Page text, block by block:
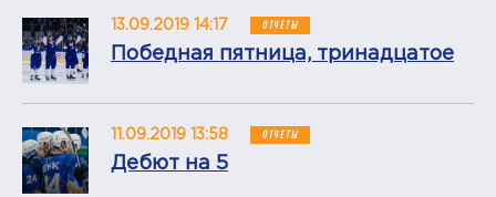
13.09.2019 14:17 ОТЧЕТЫ
Победная пятница, тринадцатое
11.09.2019 13:58 ОТЧЕТЫ
Дебют на 5